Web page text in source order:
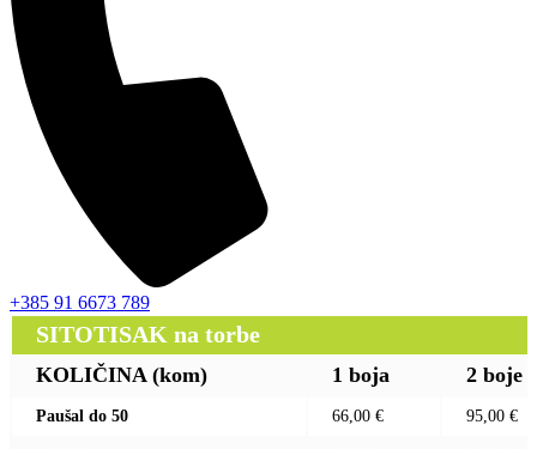
+385 91 6673 789
SITOTISAK na torbe
KOLIČINA (kom) 1 boja 2 boje
Paušal do 50 66,00 € 95,00 €